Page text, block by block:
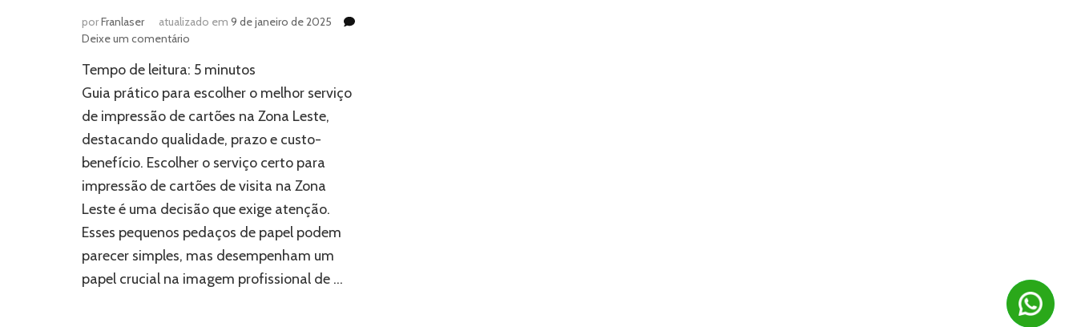
porFranlaser atualizado em 9 de janeiro de 2025
Deixe um comentário
escolher
o
serviço
de
impressão
cartões
na
zona
leste?
Tempo de leitura: 5 minutos
Guia prático para escolher o melhor serviço
de impressão de cartões na Zona Leste,
destacando qualidade, prazo e custo-
benefício. Escolher o serviço certo para
impressão de cartões de visita na Zona
Leste é uma decisão que exige atenção.
Esses pequenos pedaços de papel podem
parecer simples, mas desempenham um
papel crucial na imagem profissional de …